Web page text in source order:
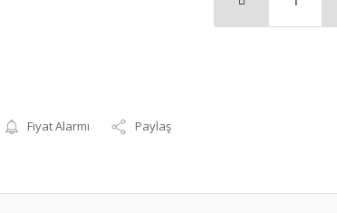
Fiyat Alarmı Paylaş